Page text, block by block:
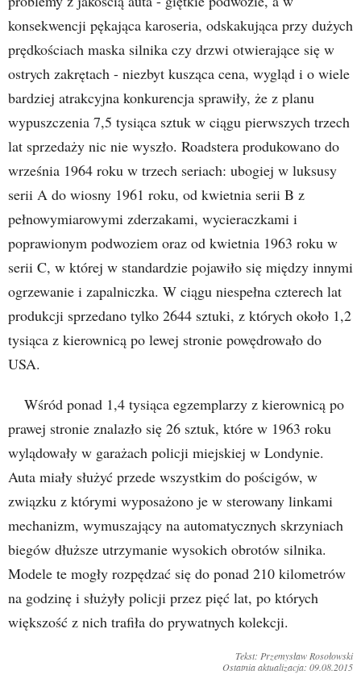
konsekwencji pękająca karoseria, odskakująca przy dużych
prędkościach maska silnika czy drzwi otwierające się w
ostrych zakrętach - niezbyt kusząca cena, wygląd i o wiele
bardziej atrakcyjna konkurencja sprawiły, że z planu
wypuszczenia 7,5 tysiąca sztuk w ciągu pierwszych trzech
lat sprzedaży nic nie wyszło. Roadstera produkowano do
września 1964 roku w trzech seriach: ubogiej w luksusy
serii A do wiosny 1961 roku, od kwietnia serii B z
pełnowymiarowymi zderzakami, wycieraczkami i
poprawionym podwoziem oraz od kwietnia 1963 roku w
serii C, w której w standardzie pojawiło się między innymi
ogrzewanie i zapalniczka. W ciągu niespełna czterech lat
produkcji sprzedano tylko 2644 sztuki, z których około 1,2
tysiąca z kierownicą po lewej stronie powędrowało do
USA.
Wśród ponad 1,4 tysiąca egzemplarzy z kierownicą po
prawej stronie znalazło się 26 sztuk, które w 1963 roku
wylądowały w garażach policji miejskiej w Londynie.
Auta miały służyć przede wszystkim do pościgów, w
związku z którymi wyposażono je w sterowany linkami
mechanizm, wymuszający na automatycznych skrzyniach
biegów dłuższe utrzymanie wysokich obrotów silnika.
Modele te mogły rozpędzać się do ponad 210 kilometrów
na godzinę i służyły policji przez pięć lat, po których
większość z nich trafiła do prywatnych kolekcji.
Tekst: Przemysław Rosołowski
Ostatnia aktualizacja: 09.08.2015